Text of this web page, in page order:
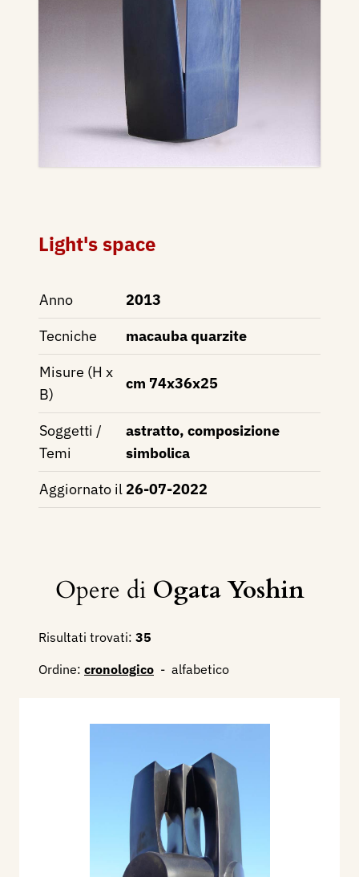
Light's space
Anno
2013
Tecniche
macauba quarzite
Misure (H x
B)
cm 74x36x25
Soggetti /
Temi
astratto, composizione
simbolica
Aggiornato il 26-07-2022
Opere di Ogata Yoshin
Risultati trovati: 35
Ordine: cronologico - alfabetico